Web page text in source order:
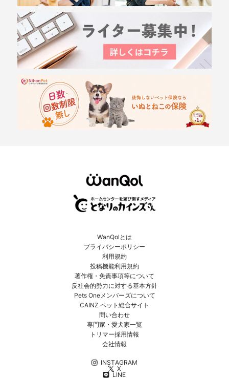
WanQolとは
プライバシーポリシー
利用規約
投稿機能利用規約
著作権・免責事項等について
反社会的勢力に対する基本方針
Pets Oneメンバーズについて
CAINZ ペット総合サイト
問い合わせ
専門家・愛犬家一覧
トリマー採用情報
会社情報
INSTAGRAM
X
LINE